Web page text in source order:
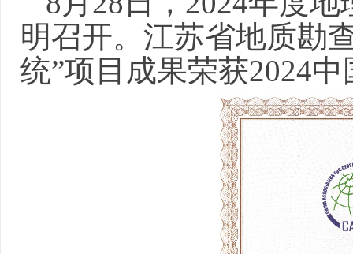
明召开。江苏省地质勘
统”项目成果荣获2024